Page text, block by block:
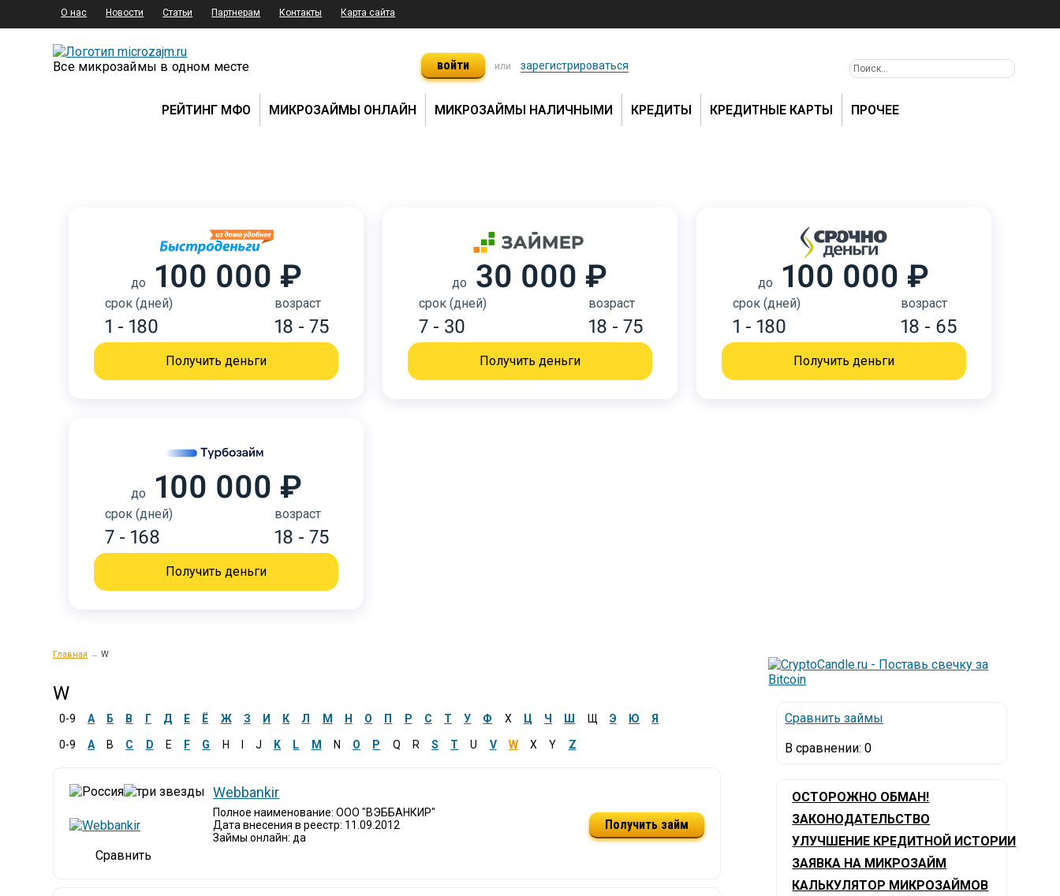
О нас Новости Статьи Партнерам Контакты Карта сайта
Все микрозаймы в одном месте войти или зарегистрироваться
РЕЙТИНГ МФО МИКРОЗАЙМЫ ОНЛАЙН МИКРОЗАЙМЫ НАЛИЧНЫМИ КРЕДИТЫ КРЕДИТНЫЕ КАРТЫ ПРОЧЕЕ
до 100 000 ₽
срок (дней)
1 - 180
возраст
18 - 75
Получить деньги
до 30 000 ₽
срок (дней)
7 - 30
возраст
18 - 75
Получить деньги
до 100 000 ₽
срок (дней)
1 - 180
возраст
18 - 65
Получить деньги
до 100 000 ₽
срок (дней)
7 - 168
возраст
18 - 75
Получить деньги
Главная → W
W
0-9 А Б В Г Д Е Ё Ж З И К Л М Н О П Р С Т У Ф Х Ц Ч Ш Щ Э Ю Я
0-9 A B C D E F G H J K L M N O P Q R S T U V W X Y Z
Webbankir
Полное наименование: ООО "ВЭББАНКИР"
Дата внесения в реестр: 11.09.2012
Займы онлайн: да
Получить займ
Сравнить займы
В сравнении:0
ОСТОРОЖНО ОБМАН!
ЗАКОНОДАТЕЛЬСТВО
УЛУЧШЕНИЕ КРЕДИТНОЙ ИСТОРИИ
ЗАЯВКА НА МИКРОЗАЙМ
КАЛЬКУЛЯТОР МИКРОЗАЙМОВ